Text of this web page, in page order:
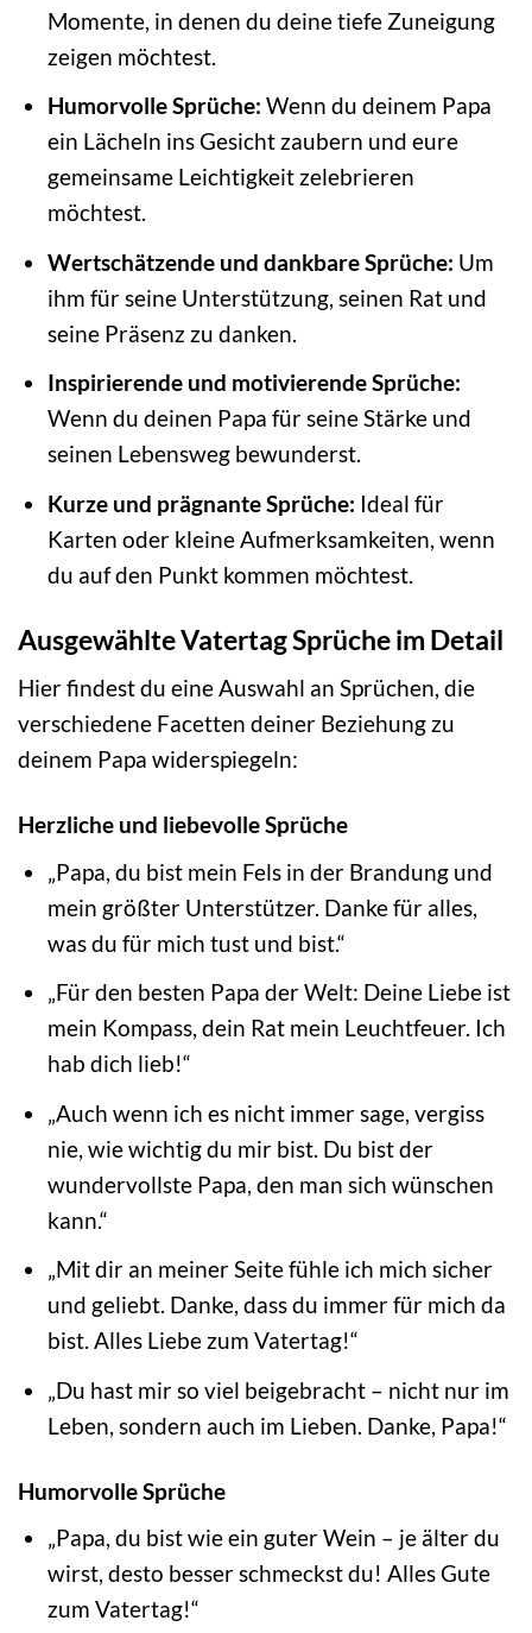
Momente, in denen du deine tiefe Zuneigung
zeigen möchtest.
Humorvolle Sprüche: Wenn du deinem Papa
ein Lächeln ins Gesicht zaubern und eure
gemeinsame Leichtigkeit zelebrieren
möchtest.
Wertschätzende und dankbare Sprüche: Um
ihm für seine Unterstützung, seinen Rat und
seine Präsenz zu danken.
Inspirierende und motivierende Sprüche:
Wenn du deinen Papa für seine Stärke und
seinen Lebensweg bewunderst.
Kurze und prägnante Sprüche: Ideal für
Karten oder kleine Aufmerksamkeiten, wenn
du auf den Punkt kommen möchtest.
Ausgewählte Vatertag Sprüche im Detail
Hier findest du eine Auswahl an Sprüchen, die
verschiedene Facetten deiner Beziehung zu
deinem Papa widerspiegeln:
Herzliche und liebevolle Sprüche
„Papa, du bist mein Fels in der Brandung und
mein größter Unterstützer. Danke für alles,
was du für mich tust und bist.“
„Für den besten Papa der Welt: Deine Liebe ist
mein Kompass, dein Rat mein Leuchtfeuer. Ich
hab dich lieb!“
„Auch wenn ich es nicht immer sage, vergiss
nie, wie wichtig du mir bist. Du bist der
wundervollste Papa, den man sich wünschen
kann.“
„Mit dir an meiner Seite fühle ich mich sicher
und geliebt. Danke, dass du immer für mich da
bist. Alles Liebe zum Vatertag!“
„Du hast mir so viel beigebracht – nicht nur im
Leben, sondern auch im Lieben. Danke, Papa!“
Humorvolle Sprüche
„Papa, du bist wie ein guter Wein – je älter du
wirst, desto besser schmeckst du! Alles Gute
zum Vatertag!“